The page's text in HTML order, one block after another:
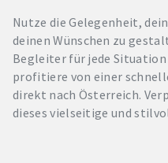
Nutze die Gelegenheit,
deinen Wünschen zu
Begleiter für jede
profitiere von einer
direkt nach Österreich.
dieses vielseitige und